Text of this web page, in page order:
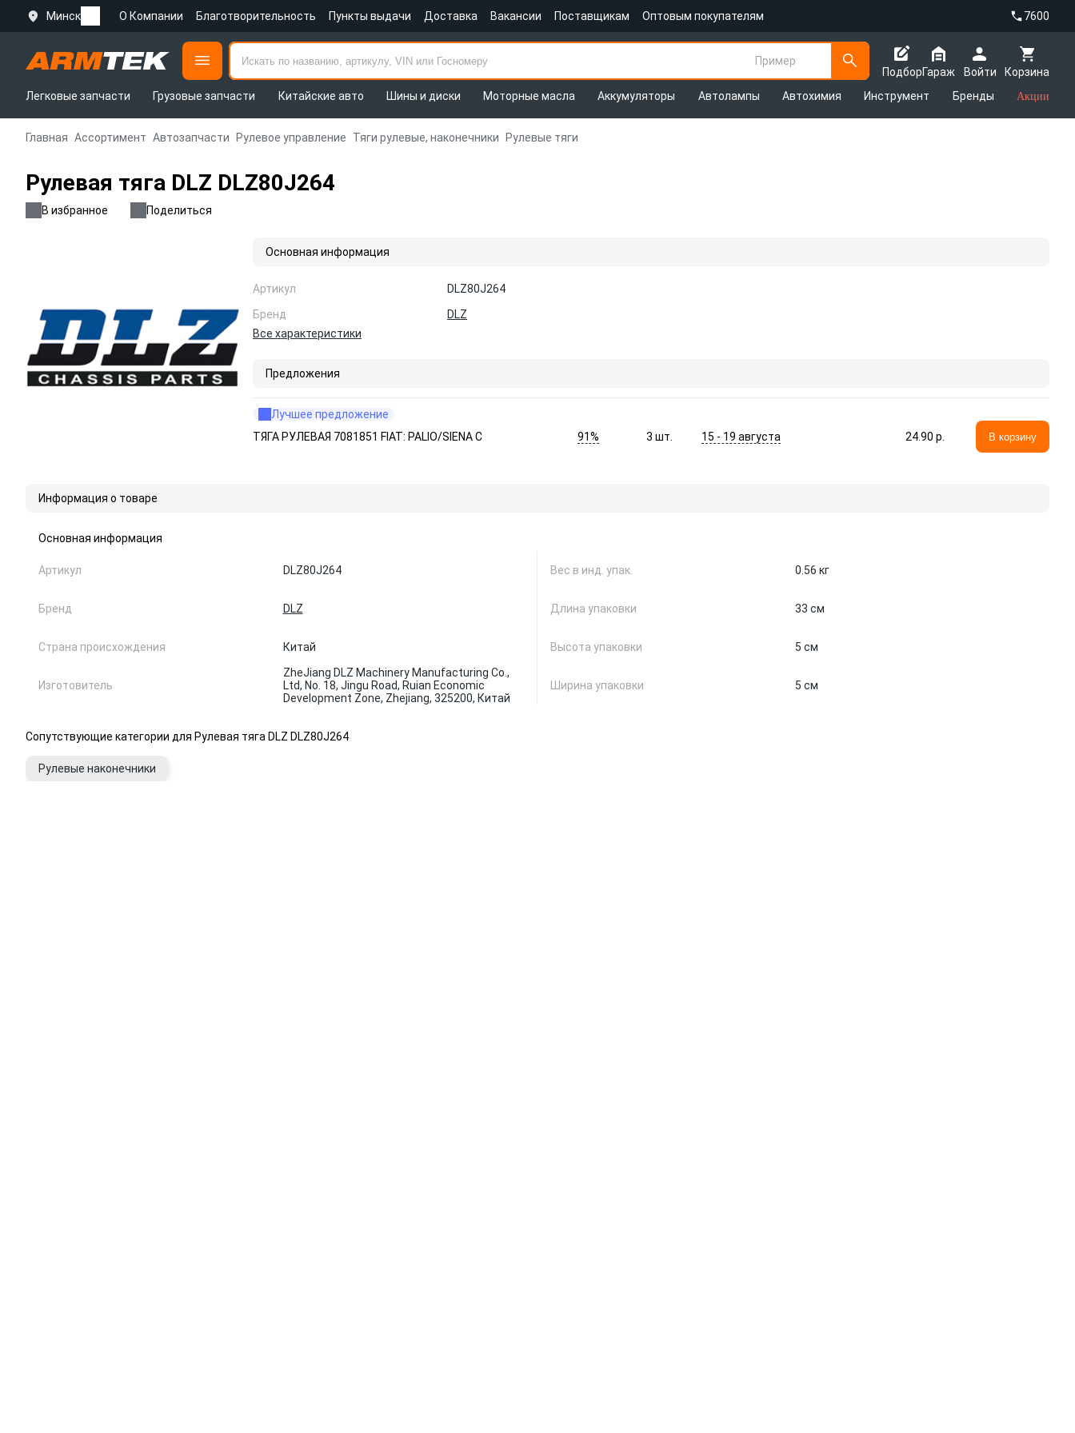
Минск О Компании Благотворительность Пункты выдачи Доставка Вакансии Поставщикам Оптовым покупателям 7600
Пример
Подбор
Корзина
Гараж
Войти
Легковые запчасти
Грузовые запчасти Китайские авто Шины и диски Моторные масла Аккумуляторы Автолампы Автохимия Инструмент Бренды Акции
Главная Ассортимент Автозапчасти Рулевое управление Тяги рулевые, наконечники Рулевые тяги
Рулевая тяга DLZ DLZ80J264
В избранное Поделиться
Основная информация
Артикул
DLZ80J264
Бренд
DLZ
Все характеристики
Предложения
Лучшее предложение
ТЯГА РУЛЕВАЯ 7081851 FIAT: PALIO/SIENA С
91% 3шт. 15 - 19 августа 24.90 p. В корзину
Информация о товаре
Основная информация
Артикул DLZ80J264
Бренд DLZ
Страна происхождения Китай
Изготовитель
ZheJiang DLZ Machinery Manufacturing Co.,
Ltd, No. 18, Jingu Road, Ruian Economic
Development Zone, Zhejiang, 325200, Китай
Вес в инд. упак. 0.56 кг
Длина упаковки 33 см
Высота упаковки 5 см
Ширина упаковки 5 см
Сопутствующие категории для Рулевая тяга DLZ DLZ80J264
Рулевые наконечники